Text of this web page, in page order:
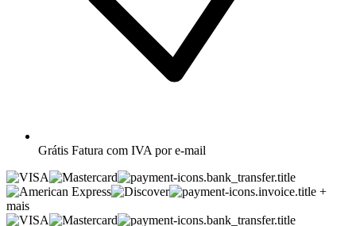
Grátis Fatura com IVA por e-mail
+
mais